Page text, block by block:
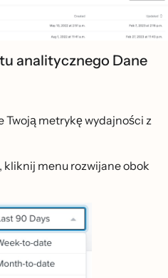
analitycznego Dane
Twoją metrykę wydajności z
kliknij menu rozwijane obok